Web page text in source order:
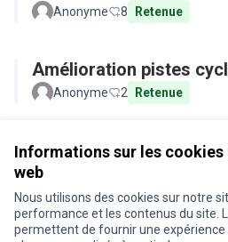
Informations sur les
web
Nous utilisons des cookies sur notre
performance et les contenus du site.
permettent de fournir une
Anonyme 8 Retenue
Amélioration pistes
Anonyme 2 Retenue
Conditions d'utilisation
Paramètres des cookies
Je participe ! sur X
Je participe ! sur Facebook
Je participe ! sur Instagram